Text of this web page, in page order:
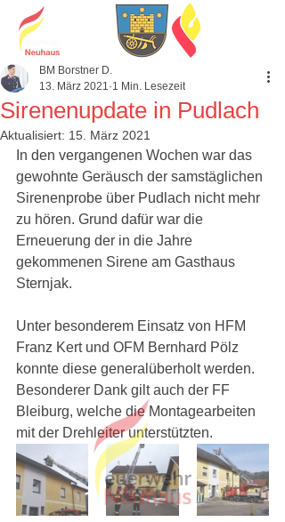
Sirenenupdate in Pudlach
BM Borstner D.
13. März 2021 1 Min. Lesezeit
Aktualisiert: 15. März 2021
In den vergangenen Wochen war das
gewohnte Geräusch der samstäglichen
Sirenenprobe über Pudlach nicht mehr
zu hören. Grund dafür war die
Erneuerung der in die Jahre
gekommenen Sirene am Gasthaus
Sternjak.
Unter besonderem Einsatz von HFM
Franz Kert und OFM Bernhard Pölz
konnte diese generalüberholt werden.
Besonderer Dank gilt auch der FF
Bleiburg, welche die Montagearbeiten
mit der Drehleiter unterstützten.